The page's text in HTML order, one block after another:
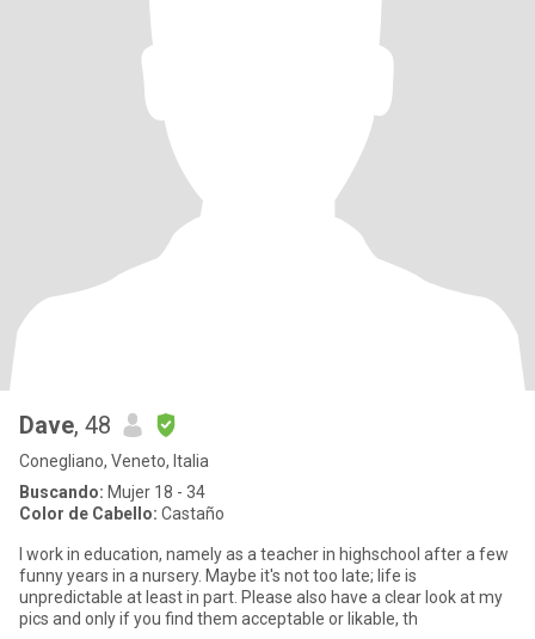
Dave, 48
Conegliano, Veneto, Italia
Buscando: Mujer 18 - 34
Color de Cabello: Castaño
I work in education, namely as a teacher in highschool after a few
funny years in a nursery. Maybe it's not too late; life is
unpredictable at least in part. Please also have a clear look at my
pics and only if you find them acceptable or likable, th